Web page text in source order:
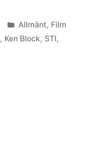
Publicerat
Allmänt, Film
, Ken Block, STI,